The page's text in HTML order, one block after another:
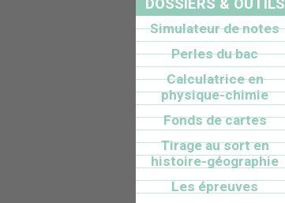
DOSSIERS & OUTILS
Simulateur de notes
Perles du bac
Calculatrice en
physique-chimie
Fonds de cartes
Tirage au sort en
histoire-géographie
Les épreuves